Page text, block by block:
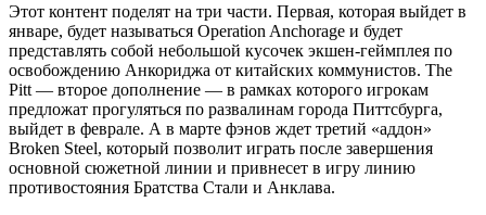
Этот контент поделят на три части. Первая, которая выйдет в
январе, будет называться Operation Anchorage и будет
представлять собой небольшой кусочек экшен-геймплея по
освобождению Анкориджа от китайских коммунистов. The
Pitt — второе дополнение — в рамках которого игрокам
предложат прогуляться по развалинам города Питтсбурга,
выйдет в феврале. А в марте фэнов ждет третий «аддон»
Broken Steel, который позволит играть после завершения
основной сюжетной линии и привнесет в игру линию
противостояния Братства Стали и Анклава.